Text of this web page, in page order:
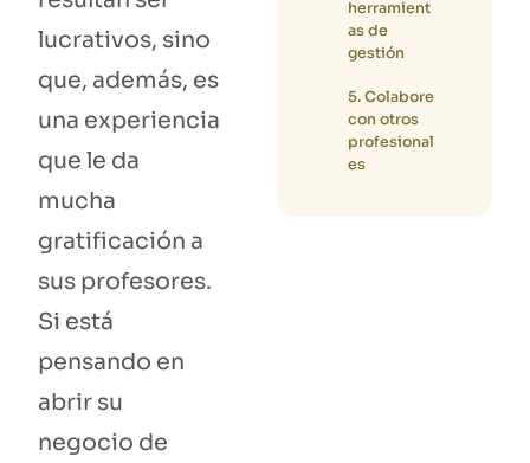
lucrativos, sino
que, además, es
una experiencia
que le da
mucha
gratificación a
sus profesores.
Si está
pensando en
abrir su
negocio de
herramient
as de
gestión
5. Colabore
con otros
profesional
es